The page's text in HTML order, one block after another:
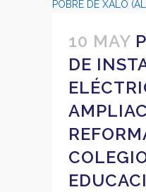
10 MAY
DE